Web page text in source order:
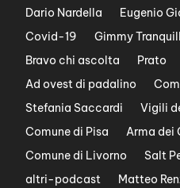
Dario Nardella
Eugenio
Covid-19
Gimmy
Bravo chi ascolta
Prato
Ad ovest di padalino
Stefania Saccardi
Vigili
Comune di Pisa
Arma dei
Comune di Livorno
Salt
altri-podcast
Matteo